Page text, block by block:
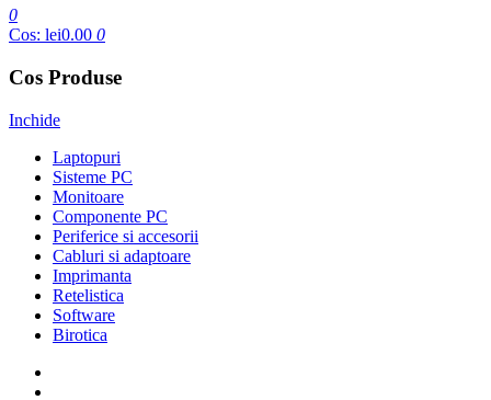
0
Cos: lei0.00 0
Cos Produse
Inchide
Laptopuri
Sisteme PC
Monitoare
Componente PC
Periferice si accesorii
Cabluri si adaptoare
Imprimanta
Retelistica
Software
Birotica